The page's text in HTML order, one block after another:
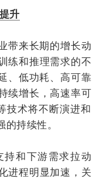
升
带来长期的增长动
练和推理需求的不
、低功耗、高可靠
续增长，高速率可
技术将不断演进和
持续性。
持和下游需求拉动
进程明显加速，关